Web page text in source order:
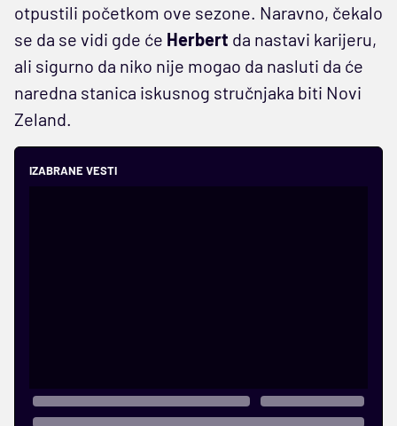
otpustili početkom ove sezone. Naravno, čekalo
se da se vidi gde će Herbert da nastavi karijeru,
ali sigurno da niko nije mogao da nasluti da će
naredna stanica iskusnog stručnjaka biti Novi
Zeland.
IZABRANE VESTI